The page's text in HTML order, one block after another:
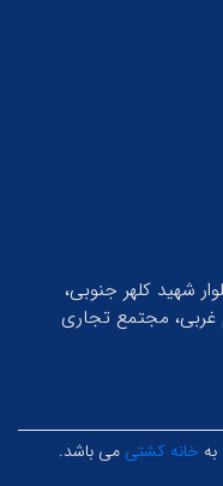
شهید کلهر جنوبی،
مجتمع تجاری
خانه کشتی می باشد.